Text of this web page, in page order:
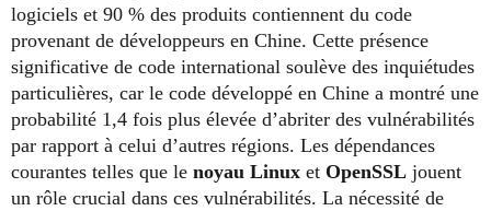
logiciels et 90 % des produits contiennent du code
provenant de développeurs en Chine. Cette présence
significative de code international soulève des inquiétudes
particulières, car le code développé en Chine a montré une
probabilité 1,4 fois plus élevée d’abriter des vulnérabilités
par rapport à celui d’autres régions. Les dépendances
courantes telles que le noyau Linux et OpenSSL jouent
un rôle crucial dans ces vulnérabilités. La nécessité de